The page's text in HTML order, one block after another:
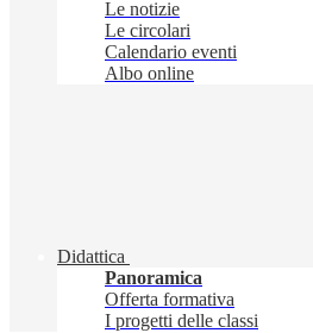
Le notizie
Le circolari
Calendario eventi
Albo online
Didattica
Panoramica
Offerta formativa
I progetti delle classi